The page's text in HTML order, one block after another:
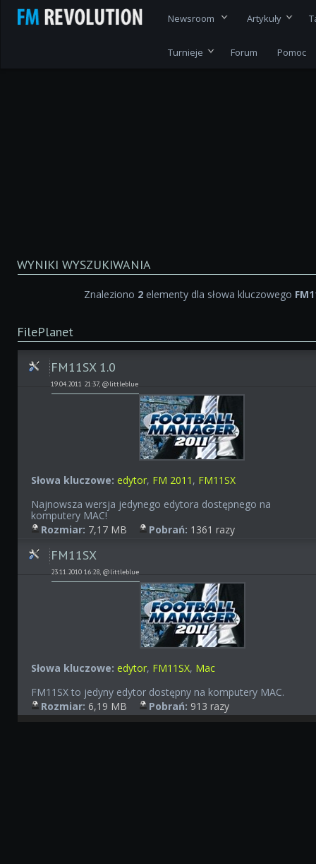
Newsroom Artykuły
Turnieje Forum Pomoc
WYNIKI WYSZUKIWANIA
Znaleziono 2 elementy dla słowa kluczowego
FilePlanet
FM11SX 1.0
19.04.2011 21:37, @littleblue
Słowa kluczowe: edytor, FM 2011 , FM11SX
Najnowsza wersja jedynego edytora dostępnego na
komputery MAC!
Rozmiar: 7,17 MB Pobrań: 1361 razy
FM11SX
23.11.2010 16:28, @littleblue
Słowa kluczowe: edytor, FM11SX, Mac
FM11SX to jedyny edytor dostępny na komputery MAC.
Rozmiar: 6,19 MB Pobrań: 913 razy